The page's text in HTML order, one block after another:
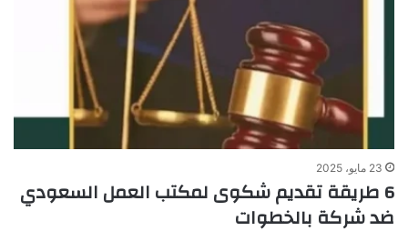
23 مايو، 2025
6 طريقة تقديم شكوى لمكتب العمل السعودي
ضد شركة بالخطوات